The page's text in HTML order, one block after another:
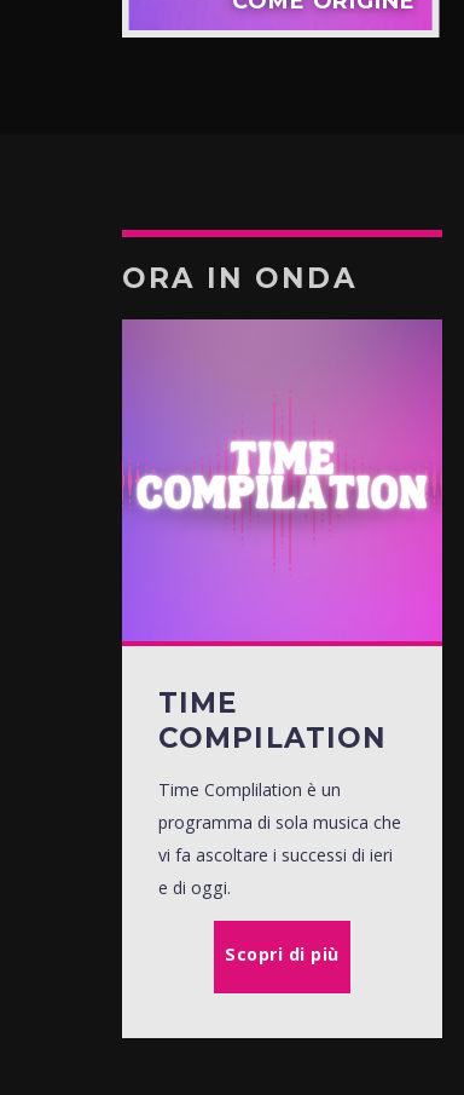
ORA IN ONDA
TIME
COMPILATION
Time Complilation è un
programma di sola musica che
vi fa ascoltare i successi di ieri
e di oggi.
Scopri di più